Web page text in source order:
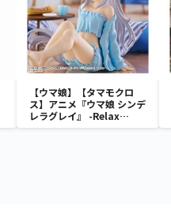
【ウマ娘】【タマモクロ
ス】アニメ『ウマ娘 シンデ
レラグレイ』 -Relax
time-タマモクロス